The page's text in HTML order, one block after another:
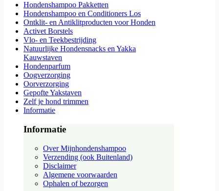
Hondenshampoo Pakketten
Hondenshampoo en Conditioners Los
Ontklit- en Antiklitproducten voor Honden
Activet Borstels
Vlo- en Teekbestrijding
Natuurlijke Hondensnacks en Yakka
Kauwstaven
Hondenparfum
Oogverzorging
Oorverzorging
Gepofte Yakstaven
Zelf je hond trimmen
Informatie
Informatie
Over Mijnhondenshampoo
Verzending (ook Buitenland)
Disclaimer
Algemene voorwaarden
Ophalen of bezorgen